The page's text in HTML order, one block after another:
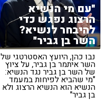
"עם מי הנשיא
הרצוג נפגש כדי
להיבחר לנשיא?
השר בן גביר"
נבו כהן, היועץ האסטרטגי של
השר איתמר בן גביר, על ציוץ
של השר בן גביר נגד הנשיא:
"מי שהביא לפיחות במעמד
הנשיא הוא הנשיא הרצוג ולא
בן גביר"